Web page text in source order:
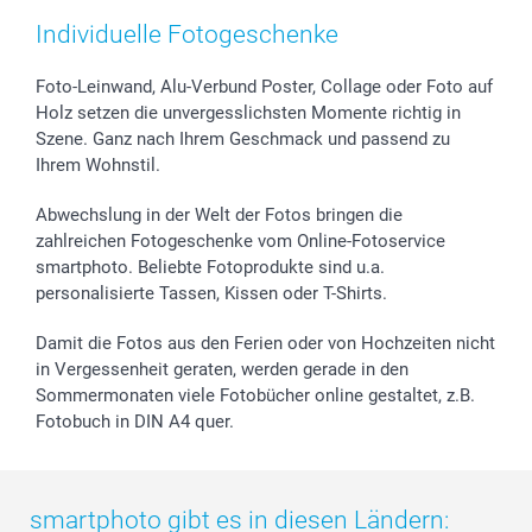
Zubehör & Material
Sticker & Etiketten
Geschenk-Gutscheine (PDF)
AGB
Presse
Partnerprogramme
Investor Relations
Widerrufsrecht
Muttertag
Kommunion & Konfirmation
Hochzeit
Geburtstag
Zu allen Anlässen
Preise und Versandkosten
48h Lieferung
Zahlungsmöglichkeiten
Anmelden /Registrieren
Status der Bestellung
smartfriends
smartgarantie
smartbonus
Individuelle Fotogeschenke
Foto-Leinwand, Alu-Verbund Poster, Collage oder Foto auf
Holz setzen die unvergesslichsten Momente richtig in
Szene. Ganz nach Ihrem Geschmack und passend zu
Ihrem Wohnstil.
Abwechslung in der Welt der Fotos bringen die
zahlreichen Fotogeschenke vom Online-Fotoservice
smartphoto. Beliebte Fotoprodukte sind u.a.
personalisierte Tassen, Kissen oder T-Shirts.
Damit die Fotos aus den Ferien oder von Hochzeiten nicht
in Vergessenheit geraten, werden gerade in den
Sommermonaten viele Fotobücher online gestaltet, z.B.
Fotobuch in DIN A4 quer.
smartphoto gibt es in diesen Ländern: